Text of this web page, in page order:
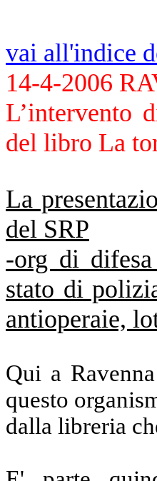
vai all'indice
14-4-2006
L’intervento
del libro La
La
del SRP
-org di
stato di
antioperaie,
Qui a
questo
dalla libreria